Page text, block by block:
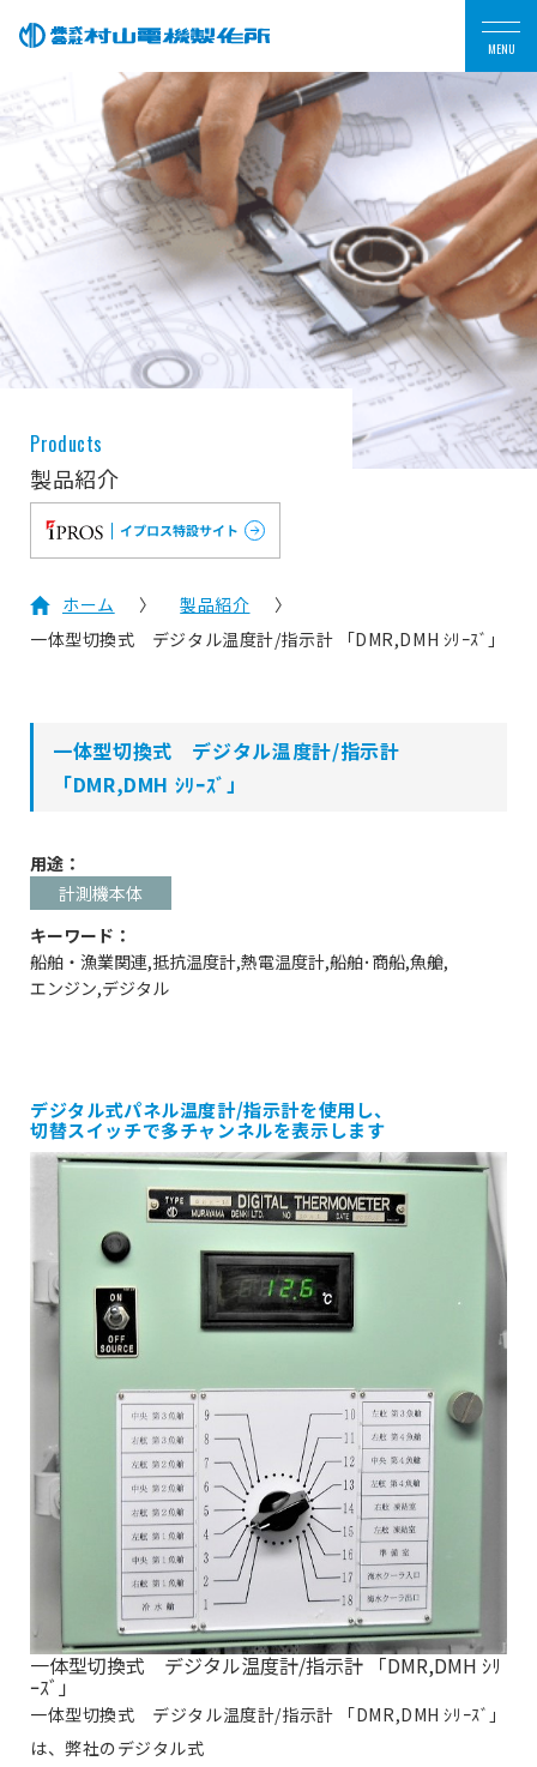
MENU
Products
製品紹介
ホーム
製品紹介
一体型切換式 デジタル温度計/指示計 「DMR,DMH ｼﾘｰｽﾞ」
一体型切換式 デジタル温度計/指示計
「DMR,DMH ｼﾘｰｽﾞ」
用途：
計測機本体
キーワード：
船舶・漁業関連 抵抗温度計 熱電温度計 船舶･商船 魚艙
エンジン デジタル
デジタル式パネル温度計/指示計を使用し、
切替スイッチで多チャンネルを表示します
一体型切換式 デジタル温度計/指示計 「DMR,DMH ｼﾘ
ｰｽﾞ」
一体型切換式 デジタル温度計/指示計 「DMR,DMH ｼﾘｰｽﾞ」
は、弊社のデジタル式